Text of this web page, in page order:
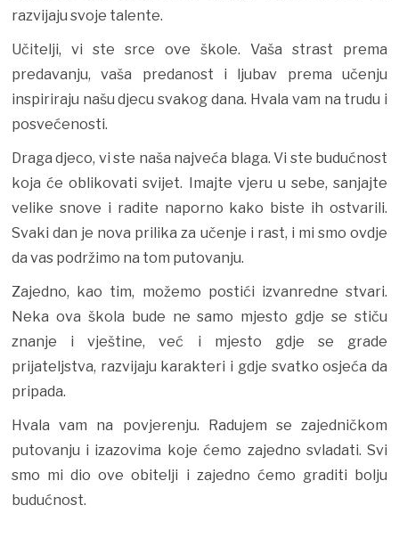
razvijaju svoje talente.
Učitelji, vi ste srce ove škole. Vaša strast prema
predavanju, vaša predanost i ljubav prema učenju
inspiriraju našu djecu svakog dana. Hvala vam na trudu i
posvećenosti.
Draga djeco, vi ste naša najveća blaga. Vi ste budućnost
koja će oblikovati svijet. Imajte vjeru u sebe, sanjajte
velike snove i radite naporno kako biste ih ostvarili.
Svaki dan je nova prilika za učenje i rast, i mi smo ovdje
da vas podržimo na tom putovanju.
Zajedno, kao tim, možemo postići izvanredne stvari.
Neka ova škola bude ne samo mjesto gdje se stiču
znanje i vještine, već i mjesto gdje se grade
prijateljstva, razvijaju karakteri i gdje svatko osjeća da
pripada.
Hvala vam na povjerenju. Radujem se zajedničkom
putovanju i izazovima koje ćemo zajedno svladati. Svi
smo mi dio ove obitelji i zajedno ćemo graditi bolju
budućnost.